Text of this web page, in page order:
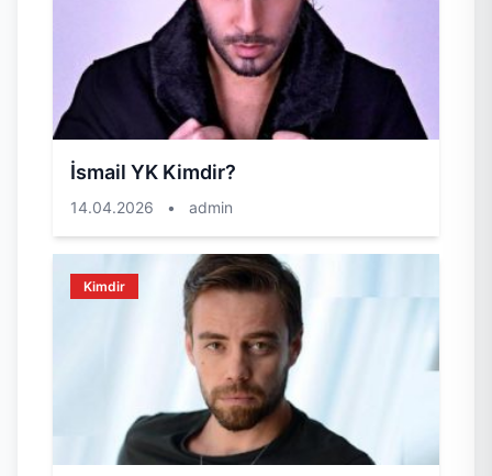
İsmail YK Kimdir?
14.04.2026 • admin
Kimdir